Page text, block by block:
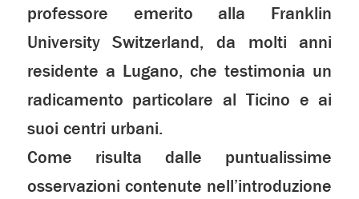
professore emerito alla Franklin
University Switzerland, da molti anni
residente a Lugano, che testimonia un
radicamento particolare al Ticino e ai
suoi centri urbani.
Come risulta dalle puntualissime
osservazioni contenute nell’introduzione